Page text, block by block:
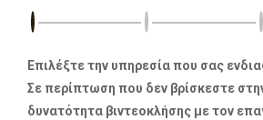
Επιλέξτε την υπηρεσία που σας
Σε περίπτωση που δεν βρίσκεστε
δυνατότητα βιντεοκλήσης με τον